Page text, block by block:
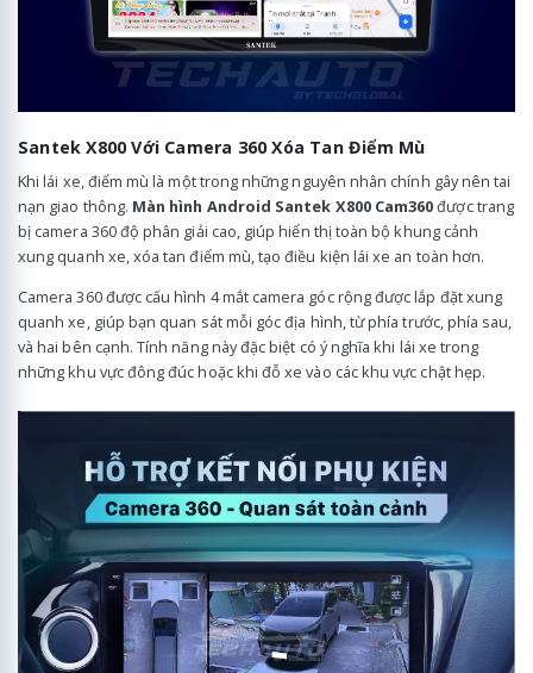
Santek X800 Với Camera 360 Xóa Tan Điểm Mù
Khi lái xe, điểm mù là một trong những nguyên nhân chính gây nên tai
nạn giao thông. Màn hình Android Santek X800 Cam360được trang
bị camera 360 độ phân giải cao, giúp hiển thị toàn bộ khung cảnh
xung quanh xe, xóa tan điểm mù, tạo điều kiện lái xe an toàn hơn.
Camera 360 được cấu hình 4 mắt camera góc rộng được lắp đặt xung
quanh xe, giúp bạn quan sát mỗi góc địa hình, từ phía trước, phía sau,
và hai bên cạnh. Tính năng này đặc biệt có ý nghĩa khi lái xe trong
những khu vực đông đúc hoặc khi đỗ xe vào các khu vực chật hẹp.